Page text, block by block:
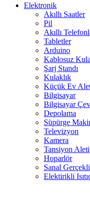
Elektronik
Akıllı Saatler
Pil
Akıllı
Tabletler
Arduino
Kablosuz
Şarj Standı
Kulaklık
Küçük Ev
Bilgisayar
Bilgisayar
Depolama
Süpürge
Televizyon
Kamera
Tansiyon Aleti
Hoparlör
Sanal
Elektirikli